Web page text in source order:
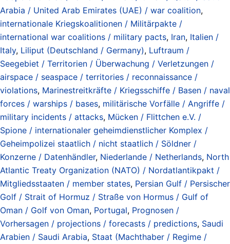
Arabia / United Arab Emirates (UAE) / war coalition,
internationale Kriegskoalitionen / Militärpakte /
international war coalitions / military pacts, Iran, Italien /
Italy, Liliput (Deutschland / Germany), Luftraum /
Seegebiet / Territorien / Überwachung / Verletzungen /
airspace / seaspace / territories / reconnaissance /
violations, Marinestreitkräfte / Kriegsschiffe / Basen / naval
forces / warships / bases, militärische Vorfälle / Angriffe /
military incidents / attacks, Mücken / Flittchen e.V. /
Spione / internationaler geheimdienstlicher Komplex /
Geheimpolizei staatlich / nicht staatlich / Söldner /
Konzerne / Datenhändler, Niederlande / Netherlands, North
Atlantic Treaty Organization (NATO) / Nordatlantikpakt /
Mitgliedsstaaten / member states, Persian Gulf / Persischer
Golf / Strait of Hormuz / Straße von Hormus / Gulf of
Oman / Golf von Oman, Portugal, Prognosen /
Vorhersagen / projections / forecasts / predictions, Saudi
Arabien / Saudi Arabia, Staat (Machthaber / Regime /